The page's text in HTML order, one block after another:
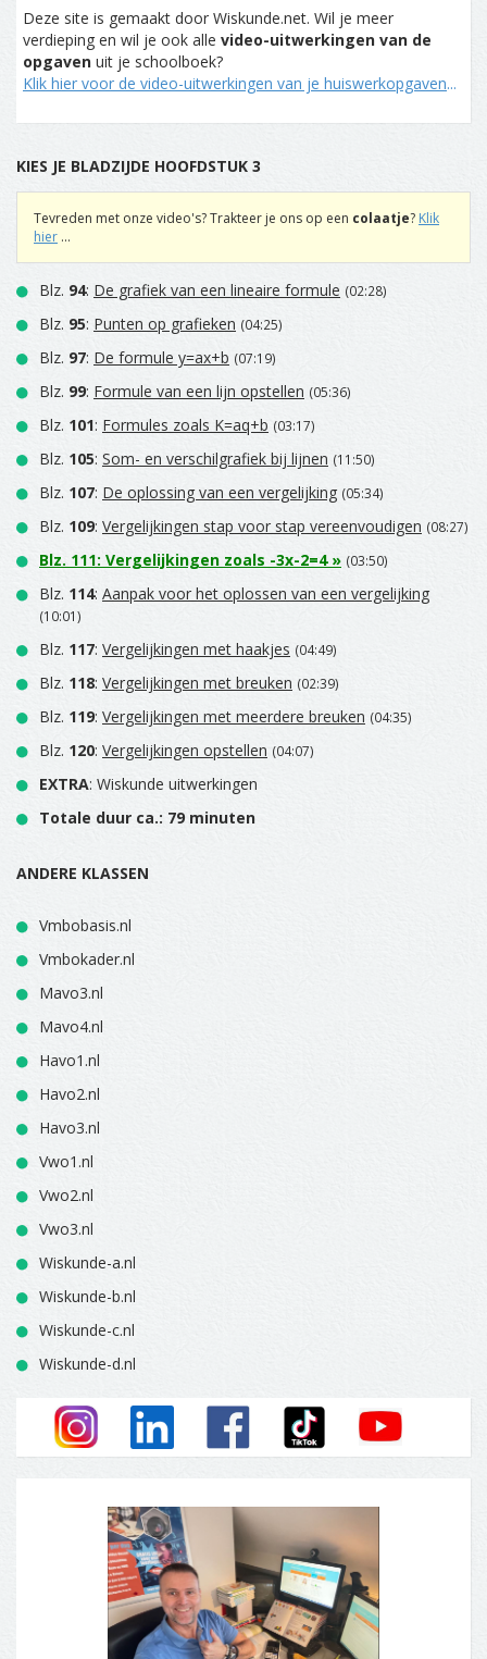
Deze site is gemaakt door Wiskunde.net. Wil je meer
verdieping en wil je ook alle video-uitwerkingen van de
opgaven uit je schoolboek?
Klik hier voor de video-uitwerkingen van je huiswerkopgaven...
KIES JE BLADZIJDE HOOFDSTUK 3
Tevreden met onze video's? Trakteer je ons op een colaatje? Klik
hier ...
Blz. 94: De grafiek van een lineaire formule (02:28)
Blz. 95: Punten op grafieken (04:25)
Blz. 97: De formule y=ax+b (07:19)
Blz. 99: Formule van een lijn opstellen (05:36)
Blz. 101: Formules zoals K=aq+b (03:17)
Blz. 105: Som- en verschilgrafiek bij lijnen (11:50)
Blz. 107: De oplossing van een vergelijking (05:34)
Blz. 109: Vergelijkingen stap voor stap vereenvoudigen (08:27)
Blz. 111: Vergelijkingen zoals -3x-2=4» (03:50)
Blz. 114: Aanpak voor het oplossen van een vergelijking
(10:01)
Blz. 117: Vergelijkingen met haakjes (04:49)
Blz. 118: Vergelijkingen met breuken (02:39)
Blz. 119: Vergelijkingen met meerdere breuken (04:35)
Blz. 120: Vergelijkingen opstellen (04:07)
EXTRA: Wiskunde uitwerkingen
Totale duur ca.: 79 minuten
ANDERE KLASSEN
Vmbobasis.nl
Vmbokader.nl
Mavo3.nl
Mavo4.nl
Havo1.nl
Havo2.nl
Havo3.nl
Vwo1.nl
Vwo2.nl
Vwo3.nl
Wiskunde-a.nl
Wiskunde-b.nl
Wiskunde-c.nl
Wiskunde-d.nl